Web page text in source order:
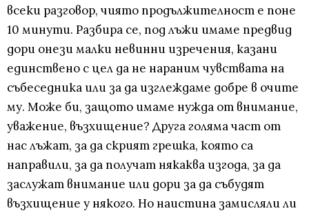
всеки разговор, чиято продължителност е поне
10 минути. Разбира се, под лъжи имаме предвид
дори онези малки невинни изречения, казани
единствено с цел да не нараним чувствата на
събеседника или за да изглеждаме добре в очите
му. Може би, защото имаме нужда от внимание,
уважение, възхищение? Друга голяма част от
нас лъжат, за да скрият грешка, която са
направили, за да получат някаква изгода, за да
заслужат внимание или дори за да събудят
възхищение у някого. Но наистина замисляли ли